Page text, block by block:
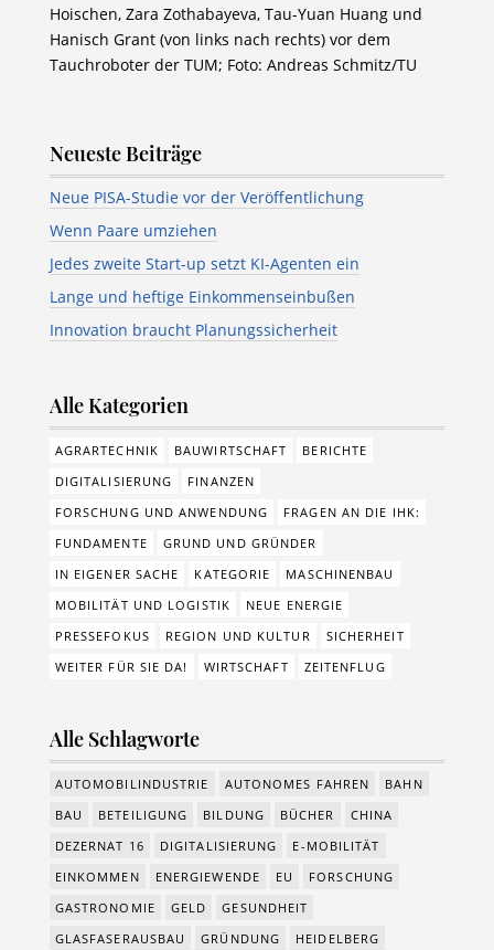
Hoischen, Zara Zothabayeva, Tau-Yuan Huang und
Hanisch Grant (von links nach rechts) vor dem
Tauchroboter der TUM; Foto: Andreas Schmitz/TU
Neueste Beiträge
Neue PISA-Studie vor der Veröffentlichung
Wenn Paare umziehen
Jedes zweite Start-up setzt KI-Agenten ein
Lange und heftige Einkommenseinbußen
Innovation braucht Planungssicherheit
Alle Kategorien
AGRARTECHNIK BAUWIRTSCHAFT
BERICHTE
DIGITALISIERUNG
FINANZEN
FORSCHUNG UND ANWENDUNG
FRAGEN AN DIE IHK:
FUNDAMENTE
GRUND UND GRÜNDER
IN EIGENER SACHE
KATEGORIE
MASCHINENBAU
MOBILITÄT UND LOGISTIK
NEUE ENERGIE
PRESSEFOKUS
REGION UND KULTUR
SICHERHEIT
WEITER FÜR SIE DA!
WIRTSCHAFT ZEITENFLUG
Alle Schlagworte
AUTOMOBILINDUSTRIE AUTONOMES FAHREN
BAHN
BAU
BETEILIGUNG BILDUNG BÜCHER
CHINA
DEZERNAT 16
DIGITALISIERUNG
E-MOBILITÄT
EINKOMMEN
ENERGIEWENDE EU
FORSCHUNG
GASTRONOMIE
GELD
GESUNDHEIT
GLASFASERAUSBAU
GRÜNDUNG
HEIDELBERG